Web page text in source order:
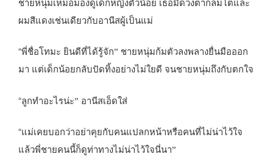
ชายหนุ่มเหม่อมองดูเด็กหญิงตัวน้อย เธอมีดวงตากลมโตและ
ผมสีแดงเช่นเดียวกับอานีสผู้เป็นแม่
“พี่ชื่อโทมะ ยินดีที่ได้รู้จัก” ชายหนุ่มก้มตัวลงพลางยื่นมือออก
มา แต่เด็กน้อยกลับปัดทิ้งอย่างไม่ใยดี จนชายหนุ่มถึงกับตกใจ
“ลูกทำอะไรน่ะ” อานีสเอ็ดใส่
“แม่เคยบอกว่าอย่าคุยกับคนแปลกหน้าหรือคนที่ไม่น่าไว้ใจ
แล้วพี่ชายคนนี้ก็ดูท่าทางไม่น่าไว้ใจนี่นา”